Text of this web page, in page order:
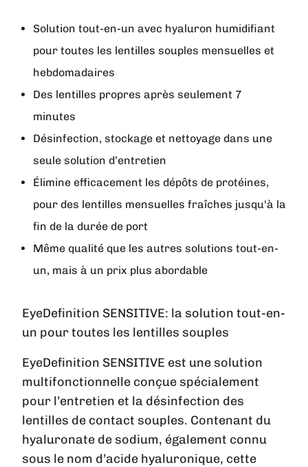
Solution tout-en-un avec hyaluron humidifiant
pour toutes les lentilles souples mensuelles et
hebdomadaires
Des lentilles propres après seulement 7
minutes
Désinfection, stockage et nettoyage dans une
seule solution d’entretien
Élimine efficacement les dépôts de protéines,
pour des lentilles mensuelles fraîches jusqu'à la
fin de la durée de port
Même qualité que les autres solutions tout-en-
un, mais à un prix plus abordable
EyeDefinition SENSITIVE: la solution tout-en-
un pour toutes les lentilles souples
EyeDefinition SENSITIVE est une solution
multifonctionnelle conçue spécialement
pour l’entretien et la désinfection des
lentilles de contact souples. Contenant du
hyaluronate de sodium, également connu
sous le nom d’acide hyaluronique, cette